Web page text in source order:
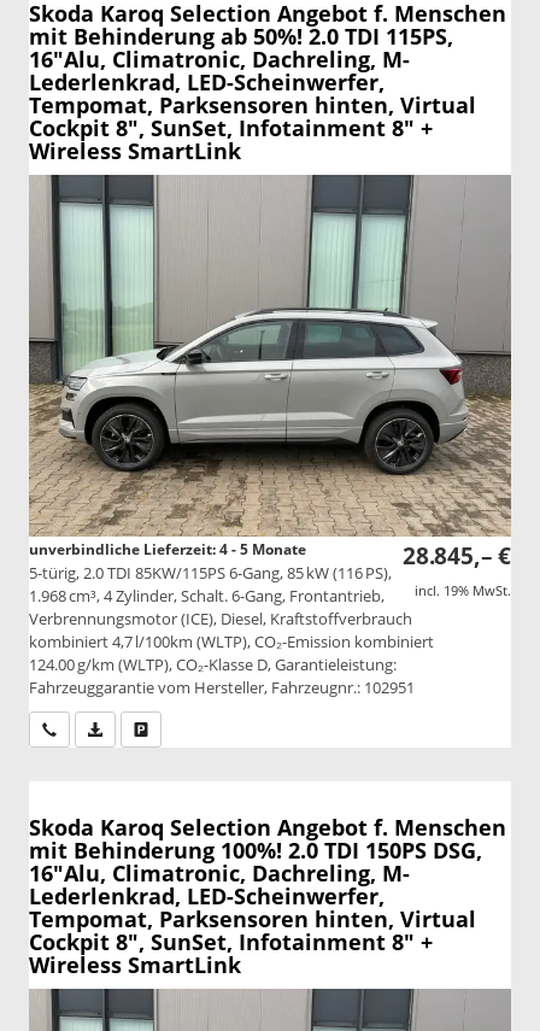
Skoda Karoq Selection Angebot f. Menschen
mit Behinderung ab 50%! 2.0 TDI 115PS,
16"Alu, Climatronic, Dachreling, M-
Lederlenkrad, LED-Scheinwerfer,
Tempomat, Parksensoren hinten, Virtual
Cockpit 8", SunSet, Infotainment 8" +
Wireless SmartLink
28.845,– €
incl. 19% MwSt.
unverbindliche Lieferzeit: 4 - 5 Monate
5-türig, 2.0 TDI 85KW/115PS 6-Gang, 85 kW (116 PS),
1.968 cm³, 4 Zylinder, Schalt. 6-Gang, Frontantrieb,
Verbrennungsmotor (ICE), Diesel, Kraftstoffverbrauch
kombiniert 4,7 l/100km (WLTP), CO₂-Emission kombiniert
124.00 g/km (WLTP), CO₂-Klasse D, Garantieleistung:
Fahrzeuggarantie vom Hersteller, Fahrzeugnr.: 102951
Wir rufen Sie anPDF-Datei, Fahrzeugexposé drucken
Skoda Karoq Selection Angebot f. Menschen
mit Behinderung 100%! 2.0 TDI 150PS DSG,
16"Alu, Climatronic, Dachreling, M-
Lederlenkrad, LED-Scheinwerfer,
Tempomat, Parksensoren hinten, Virtual
Cockpit 8", SunSet, Infotainment 8" +
Wireless SmartLink